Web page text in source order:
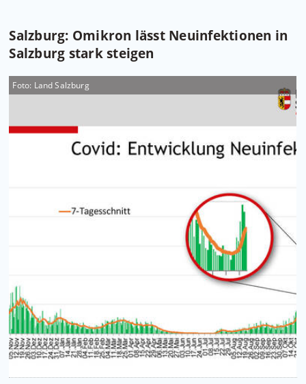
Salzburg: Omikron lässt Neuinfektionen in
Salzburg stark steigen
Foto: Land Salzburg